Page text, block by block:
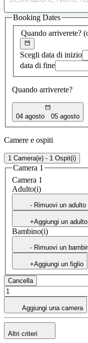
Quando arriverete?
Scegli data di inizio
data di fine
Quando arriverete?
04 agosto 05 agosto
Booking Dates
Camere e ospiti
1 Camera(e) - 1 Ospit(i)
Camera 1
Camera 1
Adulto(i)
- Rimuovi un adulto
+Aggiungi un adulto
Bambino(i)
- Rimuovi un
+Aggiungi un figlio
Cancella
Aggiungi una camera
Altri criteri